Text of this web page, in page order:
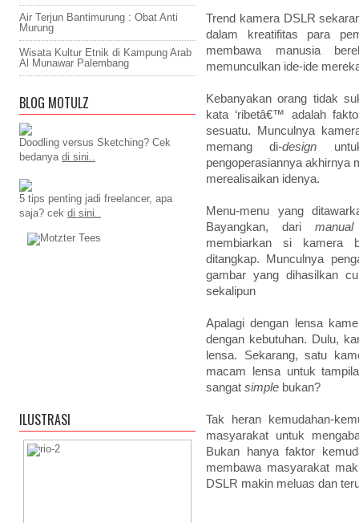
Trend kamera DSLR
dalam kreatifitas para
membawa manusia
memunculkan ide-ide
Kebanyakan orang tidak
kata ‘ribetâ€™ adalah
sesuatu. Munculnya
memang di-design
pengoperasiannya akhirnya
merealisaikan idenya.
Menu-menu yang
Bayangkan, dari manual
membiarkan si kamera
ditangkap. Munculnya
gambar yang dihasilkan
sekalipun
Apalagi dengan lensa
dengan kebutuhan. Dulu,
lensa. Sekarang, satu
macam lensa untuk
sangat simple bukan?
Tak heran kemudahan-
masyarakat untuk
Bukan hanya faktor
membawa masyarakat
DSLR makin meluas dan
Air Terjun Bantimurung : Obat Anti
Murung
Wisata Kultur Etnik di Kampung Arab
Al Munawar Palembang
BLOG MOTULZ
Doodling versus Sketching? Cek
bedanya di sini..
5 tips penting jadi freelancer, apa
saja? cek di sini..
ILUSTRASI